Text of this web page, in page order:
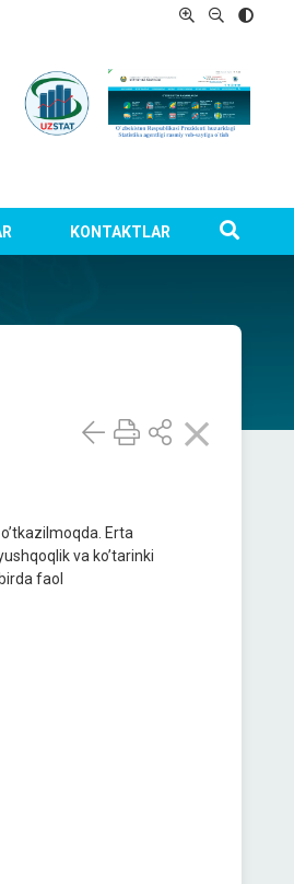
KONTAKTLAR
Erta
va koʼtarinki
faol